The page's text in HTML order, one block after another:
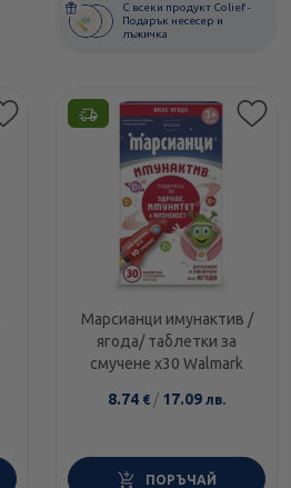
С всеки продукт Colief -
Подарък несесер и
лъжичка
Марсианци имунактив /
ягода/ таблетки за
смучене х30 Walmark
8.74 € / 17.09 лв.
ПОРЪЧАЙ